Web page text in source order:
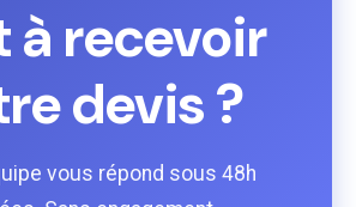
à recevoir
devis ?
vous répond sous 48h